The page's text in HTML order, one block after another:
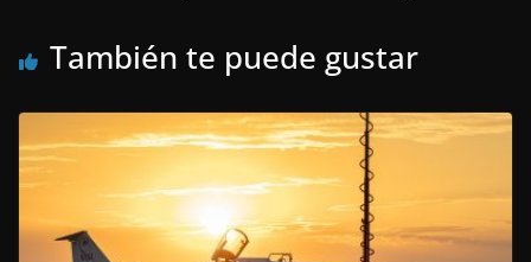
También te puede gustar